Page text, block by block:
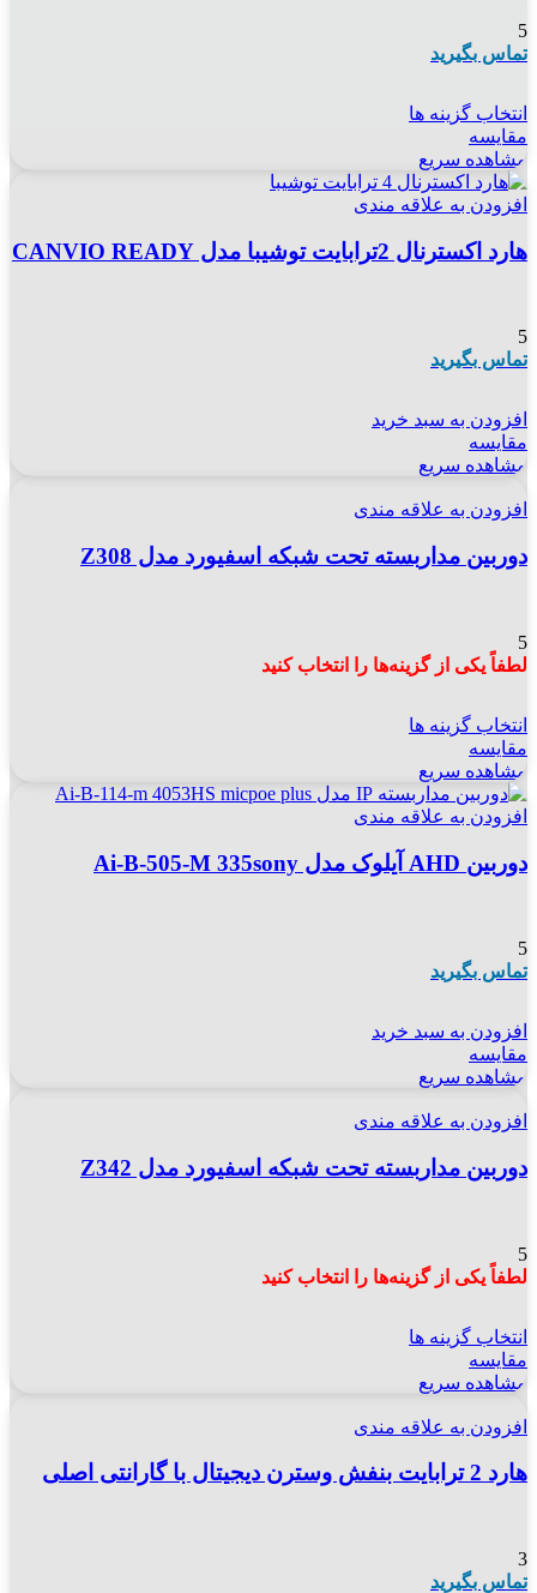
5
تماس بگیرید
انتخاب گزینه ها
مقایسه
مشاهده سریع
افزودن به علاقه مندی
هارد اکسترنال 2ترابایت توشیبا مدل CANVIO READY
5
تماس بگیرید
افزودن به سبد خرید
مقایسه
مشاهده سریع
افزودن به علاقه مندی
دوربین مداربسته تحت شبکه اسفیورد مدل Z308
5
لطفاً یکی از گزینه‌ها را انتخاب کنید
انتخاب گزینه ها
مقایسه
مشاهده سریع
افزودن به علاقه مندی
دوربین AHD آیلوک مدل Ai-B-505-M 335sony
5
تماس بگیرید
افزودن به سبد خرید
مقایسه
مشاهده سریع
افزودن به علاقه مندی
دوربین مداربسته تحت شبکه اسفیورد مدل Z342
5
لطفاً یکی از گزینه‌ها را انتخاب کنید
انتخاب گزینه ها
مقایسه
مشاهده سریع
افزودن به علاقه مندی
هارد 2 ترابایت بنفش وسترن دیجیتال با گارانتی اصلی
3
تماس بگیرید